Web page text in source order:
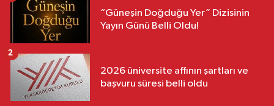
“Güneşin Doğduğu Yer” Dizisinin
Yayın Günü Belli Oldu!
2026 üniversite affının şartları ve
başvuru süresi belli oldu
2